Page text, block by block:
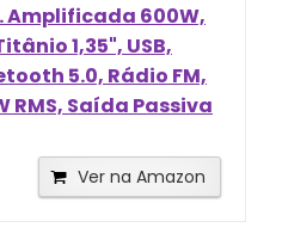
Amplificada 600W,
1,35", USB,
5.0, Rádio FM,
RMS, Saída Passiva
Ver na Amazon